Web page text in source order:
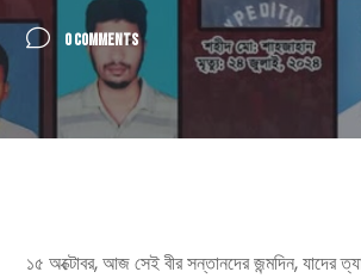
0 COMMENTS
১৫ অক্টোবর, আজ সেই বীর সন্তানদের জন্মদিন, যাদের